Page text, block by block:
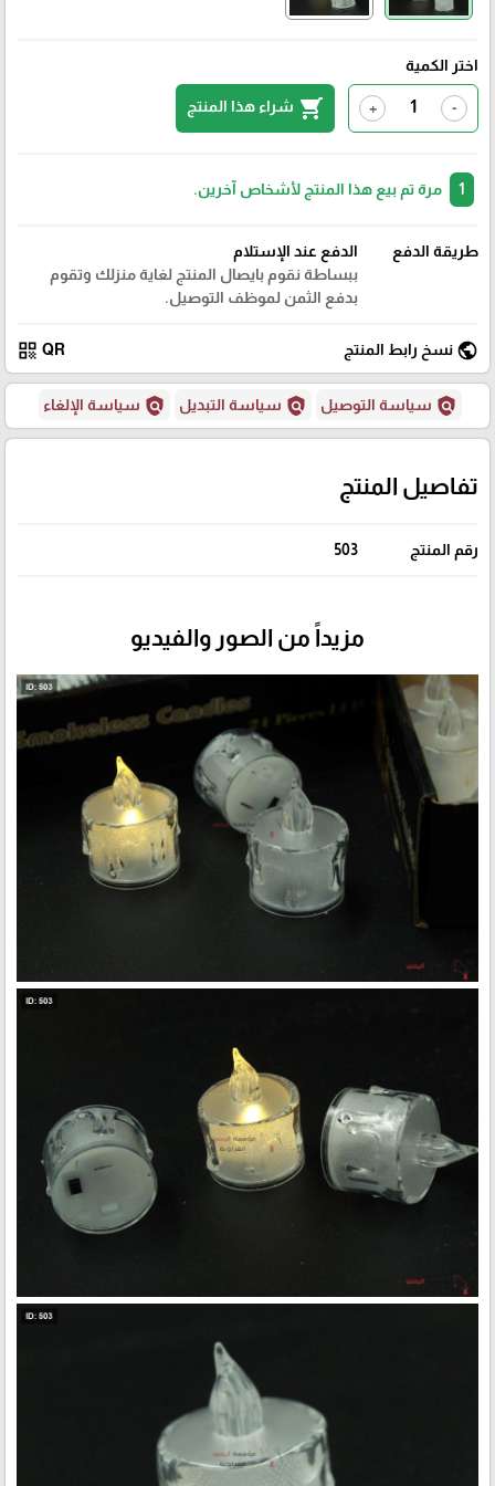
اختر الكمية
-
+
shopping_cart شراء هذا المنتج
مرة تم بيع هذا المنتج لأشخاص آخرين.
طريقة الدفع
الدفع عند الإستلام
ببساطة نقوم بايصال المنتج لغاية منزلك وتقوم
بدفع الثمن لموظف التوصيل.
public نسخ رابط المنتج QR
qr_code
policy سياسة التوصيل policy سياسة التبديل policy سياسة الإلغاء
تفاصيل المنتج
رقم المنتج 503
مزيداً من الصور والفيديو